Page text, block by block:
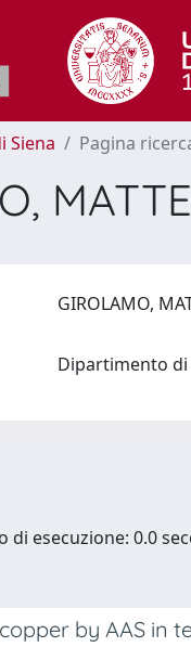
Siena Pagina
GIROLAMO,
Dipartimento di
di esecuzione: 0.0
by AAS in